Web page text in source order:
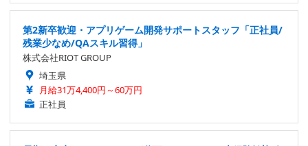
第2新卒歓迎・アプリゲーム開発サポートスタッフ「正社員/
残業少なめ/QAスキル習得」
株式会社RIOT GROUP
埼玉県
月給31万4,400円～60万円
正社員